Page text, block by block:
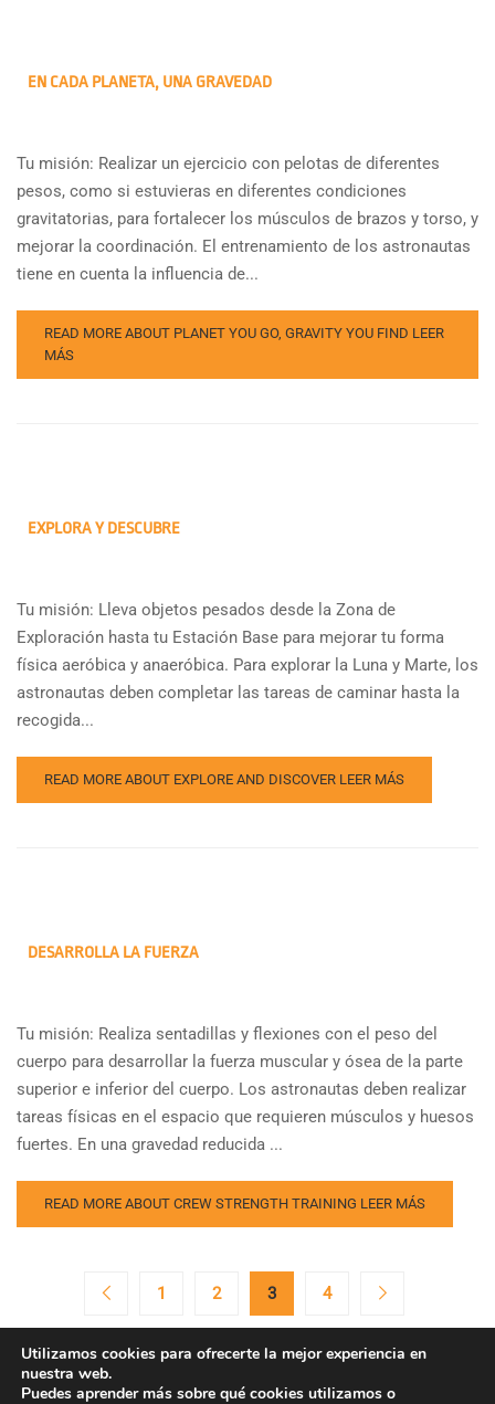
EN CADA PLANETA, UNA GRAVEDAD
Tu misión: Realizar un ejercicio con pelotas de diferentes
pesos, como si estuvieras en diferentes condiciones
gravitatorias, para fortalecer los músculos de brazos y torso, y
mejorar la coordinación. El entrenamiento de los astronautas
tiene en cuenta la influencia de...
READ MORE ABOUT PLANET YOU GO, GRAVITY YOU FIND LEER
MÁS
EXPLORA Y DESCUBRE
Tu misión: Lleva objetos pesados desde la Zona de
Exploración hasta tu Estación Base para mejorar tu forma
física aeróbica y anaeróbica. Para explorar la Luna y Marte, los
astronautas deben completar las tareas de caminar hasta la
recogida...
READ MORE ABOUT EXPLORE AND DISCOVER LEER MÁS
DESARROLLA LA FUERZA
Tu misión: Realiza sentadillas y flexiones con el peso del
cuerpo para desarrollar la fuerza muscular y ósea de la parte
superior e inferior del cuerpo. Los astronautas deben realizar
tareas físicas en el espacio que requieren músculos y huesos
fuertes. En una gravedad reducida ...
READ MORE ABOUT CREW STRENGTH TRAINING LEER MÁS
1 2 3 4
Utilizamos cookies para ofrecerte la mejor experiencia en
nuestra web.
Puedes aprender más sobre qué cookies utilizamos o